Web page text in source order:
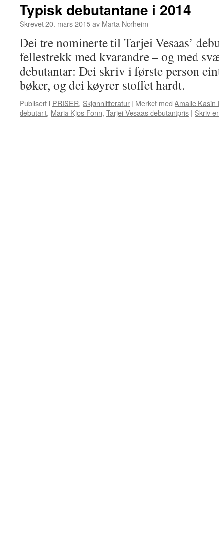
Typisk debutantane i 2014
Skrevet20. mars 2015av Marta Norheim
Dei tre nominerte til Tarjei Vesaas’
fellestrekk med kvarandre – og med
debutantar: Dei skriv i første person
bøker, og dei køyrer stoffet hardt.
Publisert i PRISER, Skjønnlitteratur | Merket med Amalie Kasin
debutant, Maria Kjos Fonn, Tarjei Vesaas debutantpris | Skriv